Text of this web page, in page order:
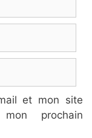
et mon site
prochain